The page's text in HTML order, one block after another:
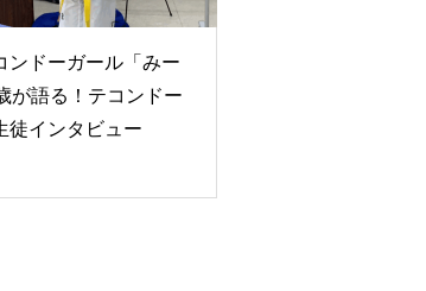
ンドーガール「みー
が語る！テコンドー
徒インタビュー